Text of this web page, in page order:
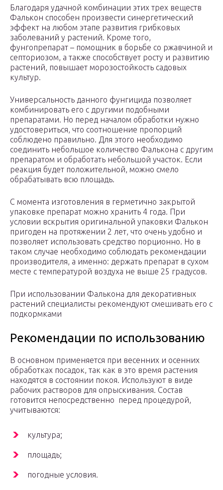
Благодаря удачной комбинации этих трех веществ
Фалькон способен произвести синергетический
эффект на любом этапе развития грибковых
заболеваний у растений. Кроме того,
фунгопрепарат – помощник в борьбе со ржавчиной и
септориозом, а также способствует росту и развитию
растений, повышает морозостойкость садовых
культур.
Универсальность данного фунгицида позволяет
комбинировать его с другими подобными
препаратами. Но перед началом обработки нужно
удостовериться, что соотношение пропорций
соблюдено правильно. Для этого необходимо
соединить небольшое количество Фалькона с другим
препаратом и обработать небольшой участок. Если
реакция будет положительной, можно смело
обрабатывать всю площадь.
С момента изготовления в герметично закрытой
упаковке препарат можно хранить 4 года. При
условии вскрытия оригинальной упаковки Фалькон
пригоден на протяжении 2 лет, что очень удобно и
позволяет использовать средство порционно. Но в
таком случае необходимо соблюдать рекомендации
производителя, а именно: держать препарат в сухом
месте с температурой воздуха не выше 25 градусов.
При использовании Фалькона для декоративных
растений специалисты рекомендуют смешивать его с
подкормками
Рекомендации по использованию
В основном применяется при весенних и осенних
обработках посадок, так как в это время растения
находятся в состоянии покоя. Используют в виде
рабочих растворов для опрыскивания. Состав
готовится непосредственно перед процедурой,
учитываются:
культура;
площадь;
погодные условия.